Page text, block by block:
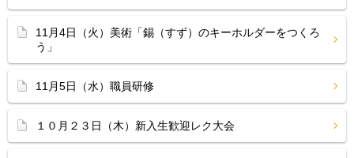
11月4日（火）美術「錫（すず）のキーホルダーをつくろ
う」
11月5日（水）職員研修
１０月２３日（木）新入生歓迎レク大会